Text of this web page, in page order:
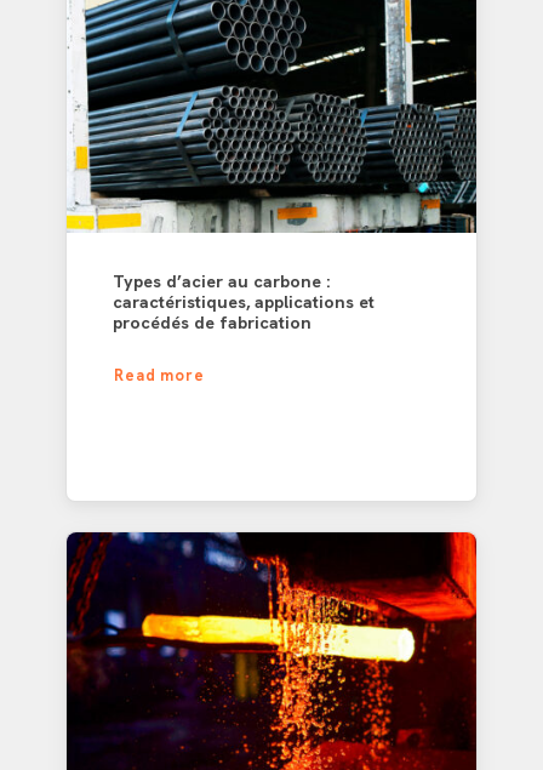
Types d’acier au carbone :
caractéristiques, applications et
procédés de fabrication
Read more